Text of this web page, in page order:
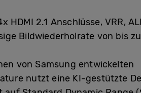
2.1 Anschlüsse, VRR,
Bildwiederholrate von bis zu
von Samsung entwickelten
nutzt eine KI-gestützte